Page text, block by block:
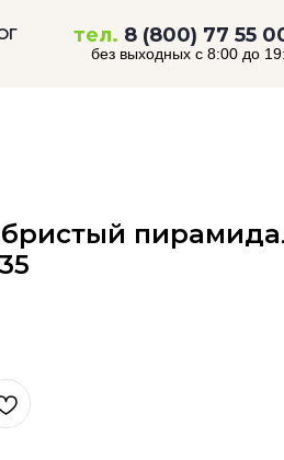
тел. 8 (800) 77 55
без выходных с 8:00 до